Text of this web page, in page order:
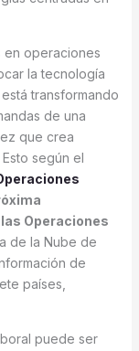
en operaciones
la tecnología
transformando
de una
que crea
según el
Operaciones
de la Nube de
de
países,
puede ser